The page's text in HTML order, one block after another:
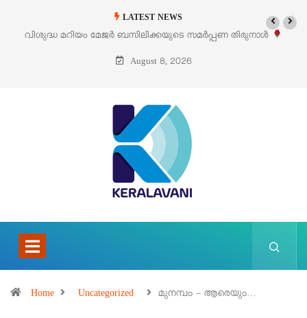
LATEST NEWS
തിരുനാൾ
‘പെറ്റൽസ്’ ലൈഫ് സ്റ്റൈൽ എക്സിബിഷനും
August 8, 2026
Home Uncategorized മുനമ്പം – ആരെയും…